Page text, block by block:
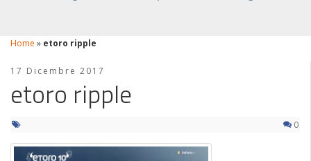
Home » etoro ripple
17 Dicembre 2017
etoro ripple
0